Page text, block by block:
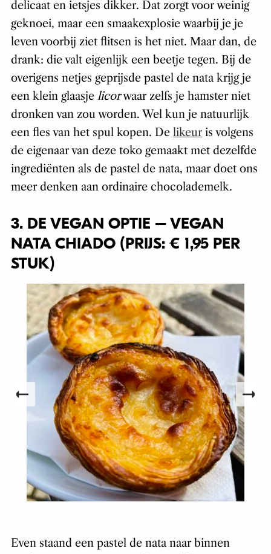
delicaat en ietsjes dikker. Dat zorgt voor weinig
geknoei, maar een smaakexplosie waarbij je je
leven voorbij ziet flitsen is het niet. Maar dan, de
drank: die valt eigenlijk een beetje tegen. Bij de
overigens netjes geprijsde pastel de nata krijg je
een klein glaasje licorwaar zelfs je hamster niet
dronken van zou worden. Wel kun je natuurlijk
een fles van het spul kopen. De likeuris volgens
de eigenaar van deze toko gemaakt met dezelfde
ingrediënten als de pastel de nata, maar doet ons
meer denken aan ordinaire chocolademelk.
3. DE VEGAN OPTIE – VEGAN
NATA CHIADO (PRIJS: € 1,95 PER
STUK)
Even staand een pastel de nata naar binnen